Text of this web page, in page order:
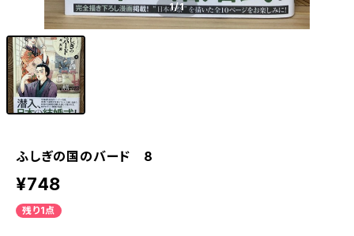
1/1
ふしぎの国のバード 8
¥748
残り1点